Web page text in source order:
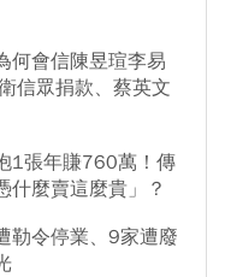
何會信陳昱瑄李易
信眾捐款、蔡英文
1張年賺760萬！傳
什麼賣這麼貴」？
勒令停業、9家遭廢